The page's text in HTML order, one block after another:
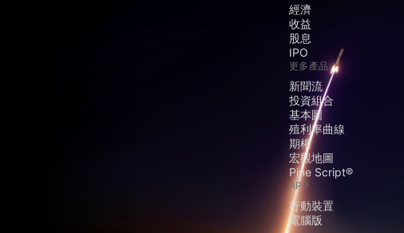
經濟
收益
股息
IPO
更多產品
新聞流
投資組合
基本圖
殖利率曲線
期權
宏觀地圖
Pine Script®
APP
行動裝置
電腦版